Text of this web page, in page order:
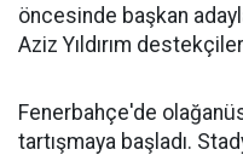
öncesinde başkan
Aziz Yıldırım
Fenerbahçe'de
tartışmaya başladı.